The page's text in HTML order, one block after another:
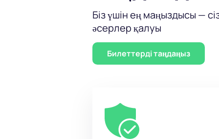
Біз үшін ең маңыздысы —
әсерлер қалуы
Билеттерді таңдаңыз